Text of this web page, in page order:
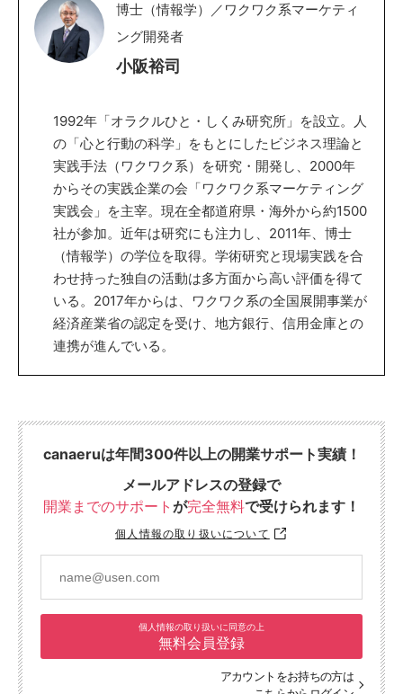
博士（情報学）／ワクワク系マーケティ
ング開発者
小阪裕司
1992年「オラクルひと・しくみ研究所」を設立。人
の「心と行動の科学」をもとにしたビジネス理論と
実践手法（ワクワク系）を研究・開発し、2000年
からその実践企業の会「ワクワク系マーケティング
実践会」を主宰。現在全都道府県・海外から約1500
社が参加。近年は研究にも注力し、2011年、博士
（情報学）の学位を取得。学術研究と現場実践を合
わせ持った独自の活動は多方面から高い評価を得て
いる。2017年からは、ワクワク系の全国展開事業が
経済産業省の認定を受け、地方銀行、信用金庫との
連携が進んでいる。
canaeruは年間300件以上の開業サポート実績！
メールアドレスの登録で
開業までのサポート が完全無料で受けられます！
個人情報の取り扱いについて
個人情報の取り扱いに同意の上
無料会員登録
アカウントをお持ちの方は